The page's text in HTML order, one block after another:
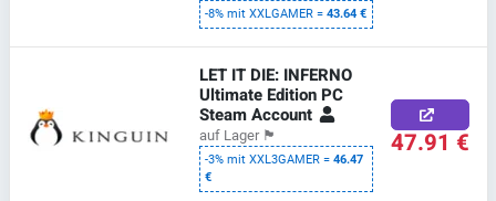
-8% mit XXLGAMER =43.64 €
LET IT DIE: INFERNO
Ultimate Edition PC
Steam Account
auf Lager 🏴
-3% mit XXL3GAMER =46.47
€
47.91 €